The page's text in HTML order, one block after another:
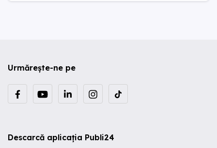
Urmărește-ne pe
Descarcă aplicația Publi24